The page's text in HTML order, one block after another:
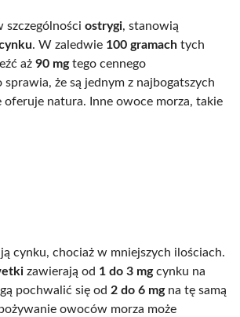
szczególności ostrygi, stanowią
. W zaledwie 100 gramach tych
aż 90 mgtego cennego
że są jednym z najbogatszych
oferuje natura. Inne owoce morza, takie
cynku, chociaż w mniejszych ilościach.
zawierają od 1 do 3 mgcynku na
pochwalić się od 2 do 6 mgna tę samą
owoców morza może